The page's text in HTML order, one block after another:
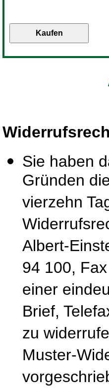
Sie haben
Gründen
vierzehn
Albert-
94 100,
einer
Brief,
zu
Muster-